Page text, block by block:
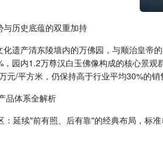
与历史底蕴的双重加持
化遗产清东陵墙内的万佛园，与顺治皇帝
，园内1.2万尊汉白玉佛像构成的核心景
元/平方米，仍保持高于行业平均30%的销
品体系全解析
：延续"前有照、后有靠"的经典布局，标